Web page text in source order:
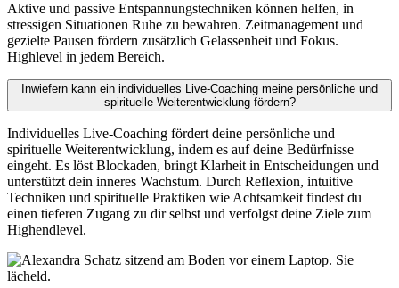
Aktive und passive Entspannungstechniken können helfen, in
stressigen Situationen Ruhe zu bewahren. Zeitmanagement und
gezielte Pausen fördern zusätzlich Gelassenheit und Fokus.
Highlevel in jedem Bereich.
Inwiefern kann ein individuelles Live-Coaching meine persönliche und
spirituelle Weiterentwicklung fördern?
Individuelles Live-Coaching fördert deine persönliche und
spirituelle Weiterentwicklung, indem es auf deine Bedürfnisse
eingeht. Es löst Blockaden, bringt Klarheit in Entscheidungen und
unterstützt dein inneres Wachstum. Durch Reflexion, intuitive
Techniken und spirituelle Praktiken wie Achtsamkeit findest du
einen tieferen Zugang zu dir selbst und verfolgst deine Ziele zum
Highendlevel.